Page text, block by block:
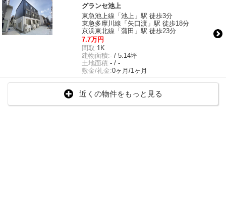
グランセ池上
東急池上線「池上」駅 徒歩3分
東急多摩川線「矢口渡」駅 徒歩18分
京浜東北線「蒲田」駅 徒歩23分
7.7万円
間取:1K
建物面積:- / 5.14坪
土地面積:- / -
敷金/礼金:0ヶ月/1ヶ月
近くの物件をもっと見る